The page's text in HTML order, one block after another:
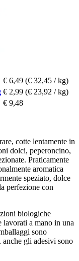
€ 6,49 (€ 32,45 / kg)
€ 2,99 (€ 23,92 / kg)
€ 9,48
cotte lentamente in
dolci, peperoncino,
Praticamente
aromatica
speziato, dolce
perfezione con
biologiche
lavorati a mano in una
sono
gli adesivi sono